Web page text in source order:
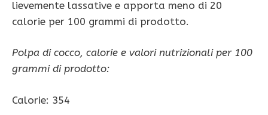
lievemente lassative e apporta meno di 20
calorie per 100 grammi di prodotto.
Polpa di cocco, calorie e valori nutrizionali per 100
grammi di prodotto:
Calorie: 354